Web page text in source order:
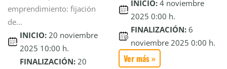
emprendimiento: fijación
de...
INICIO: 20 noviembre
2025 10:00 h.
FINALIZACIÓN: 20
INICIO: 4 noviembre
2025 0:00 h.
FINALIZACIÓN: 6
noviembre 2025 0:00 h.
Ver más »